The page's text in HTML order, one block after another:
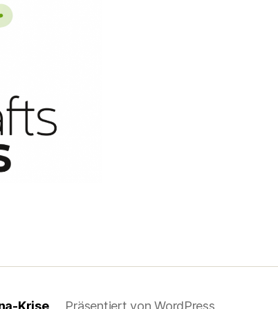
Krise Präsentiert von WordPress